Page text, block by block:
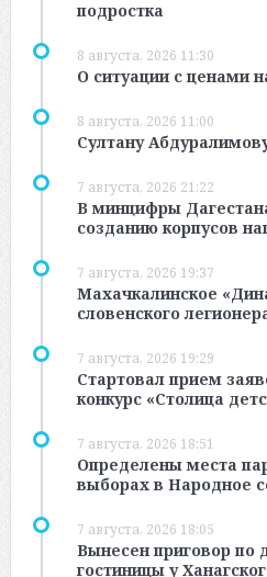
подростка
8 августа, 2026 11:30
О ситуации с ценами
8 августа, 2026 11:00
Султану
7 августа, 2026 21:22
В минцифры
созданию корпусов
7 августа, 2026 19:37
Махачкалинское
словенского
7 августа, 2026 19:29
Стартовал прием
конкурс «Столица
7 августа, 2026 18:51
Определены места
выборах в Народное
7 августа, 2026 18:05
Вынесен приговор по
гостиницы у